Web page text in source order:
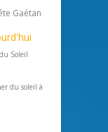
Gaétan
Soleil
du soleil à